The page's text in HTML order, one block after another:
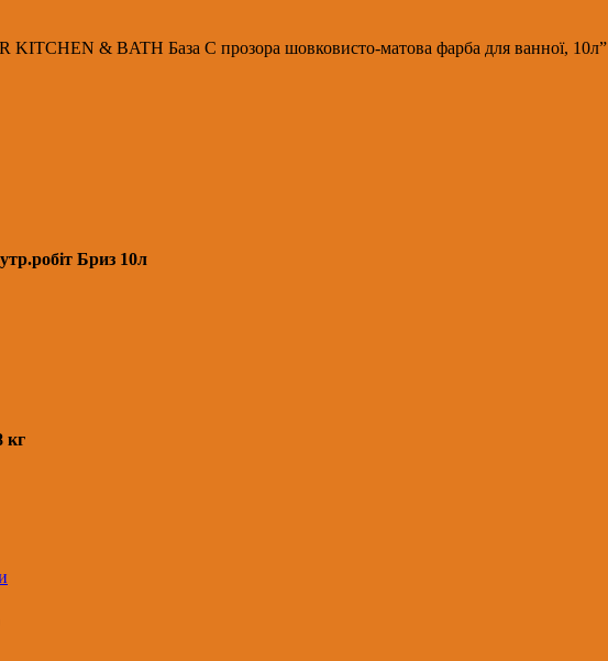
KITCHEN & BATH База С прозора шовковисто-матова фарба для ванної, 10л”
Бриз 10л
кг